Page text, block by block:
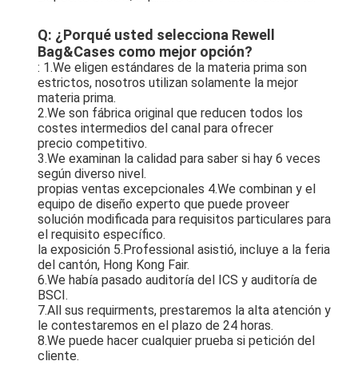
Q: ¿Porqué usted selecciona Rewell
Bag&Cases como mejor opción?
: 1.We eligen estándares de la materia prima son
estrictos, nosotros utilizan solamente la mejor
materia prima.
2.We son fábrica original que reducen todos los
costes intermedios del canal para ofrecer
precio competitivo.
3.We examinan la calidad para saber si hay 6 veces
según diverso nivel.
propias ventas excepcionales 4.We combinan y el
equipo de diseño experto que puede proveer
solución modificada para requisitos particulares para
el requisito específico.
la exposición 5.Professional asistió, incluye a la feria
del cantón, Hong Kong Fair.
6.We había pasado auditoría del ICS y auditoría de
BSCI.
7.All sus requirments, prestaremos la alta atención y
le contestaremos en el plazo de 24 horas.
8.We puede hacer cualquier prueba si petición del
cliente.